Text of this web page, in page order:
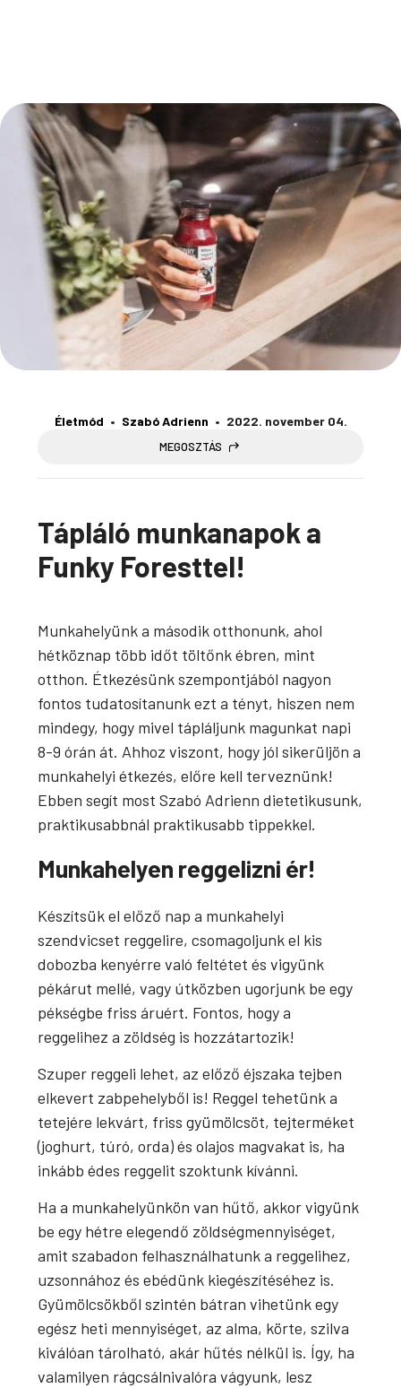
Életmód Szabó Adrienn 2022. november 04.
MEGOSZTÁS
Tápláló munkanapok a
Funky Foresttel!
Munkahelyünk a második otthonunk, ahol
hétköznap több időt töltőnk ébren, mint
otthon. Étkezésünk szempontjából nagyon
fontos tudatosítanunk ezt a tényt, hiszen nem
mindegy, hogy mivel tápláljunk magunkat napi
8-9 órán át. Ahhoz viszont, hogy jól sikerüljön a
munkahelyi étkezés, előre kell terveznünk!
Ebben segít most Szabó Adrienn dietetikusunk,
praktikusabbnál praktikusabb tippekkel.
Munkahelyen reggelizni ér!
Készítsük el előző nap a munkahelyi
szendvicset reggelire, csomagoljunk el kis
dobozba kenyérre való feltétet és vigyünk
pékárut mellé, vagy útközben ugorjunk be egy
pékségbe friss áruért. Fontos, hogy a
reggelihez a zöldség is hozzátartozik!
Szuper reggeli lehet, az előző éjszaka tejben
elkevert zabpehelyből is! Reggel tehetünk a
tetejére lekvárt, friss gyümölcsöt, tejterméket
(joghurt, túró, orda) és olajos magvakat is, ha
inkább édes reggelit szoktunk kívánni.
Ha a munkahelyünkön van hűtő, akkor vigyünk
be egy hétre elegendő zöldségmennyiséget,
amit szabadon felhasználhatunk a reggelihez,
uzsonnához és ebédünk kiegészítéséhez is.
Gyümölcsökből szintén bátran vihetünk egy
egész heti mennyiséget, az alma, körte, szilva
kiválóan tárolható, akár hűtés nélkül is. Így, ha
valamilyen rágcsálnivalóra vágyunk, lesz